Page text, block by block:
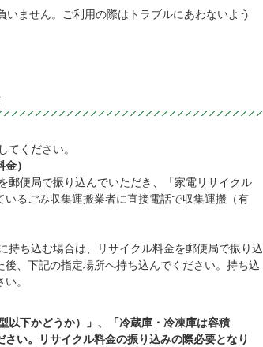
ません。ご利用の際はトラブルにあわないよう
ください。
）
郵便局で振り込んでいただき、「家電リサイクル
るごみ収集運搬業者に直接電話で収集運搬（有
持ち込む場合は、リサイクル料金を郵便局で振り込
、下記の指定場所へ持ち込んでください。持ち込
。
以下かどうか）」、「冷蔵庫・冷凍庫は容積
い。リサイクル料金の振り込みの際必要となり